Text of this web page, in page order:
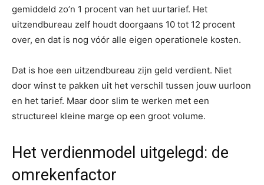
gemiddeld zo’n 1 procent van het uurtarief. Het
uitzendbureau zelf houdt doorgaans 10 tot 12 procent
over, en dat is nog vóór alle eigen operationele kosten.
Dat is hoe een uitzendbureau zijn geld verdient. Niet
door winst te pakken uit het verschil tussen jouw uurloon
en het tarief. Maar door slim te werken met een
structureel kleine marge op een groot volume.
Het verdienmodel uitgelegd: de
omrekenfactor